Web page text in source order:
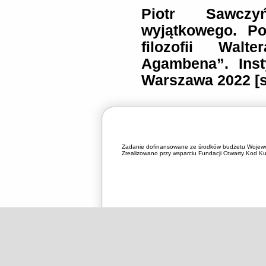
Piotr
wyjątkowego.
filozofii
Agambena”.
Warszawa 2022
Zadanie dofinansowane ze środków budżetu
Zrealizowano przy wsparciu Fundacji Otwarty Kod